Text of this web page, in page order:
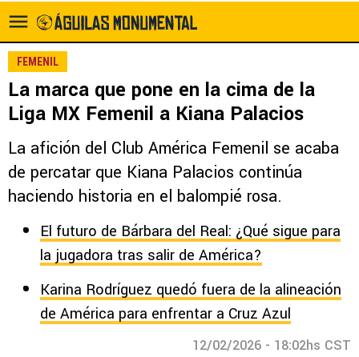
FEMENIL
La marca que pone en la cima de la
Liga MX Femenil a Kiana Palacios
La afición del Club América Femenil se acaba
de percatar que Kiana Palacios continúa
haciendo historia en el balompié rosa.
El futuro de Bárbara del Real: ¿Qué sigue para
la jugadora tras salir de América?
Karina Rodríguez quedó fuera de la alineación
de América para enfrentar a Cruz Azul
12/02/2026 - 18:02hs CST